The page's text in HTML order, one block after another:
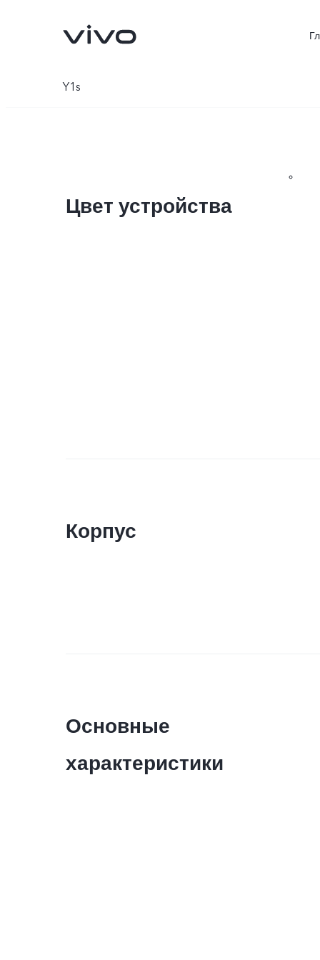
Y1s
Цвет устройства
Корпус
Основные
характеристики